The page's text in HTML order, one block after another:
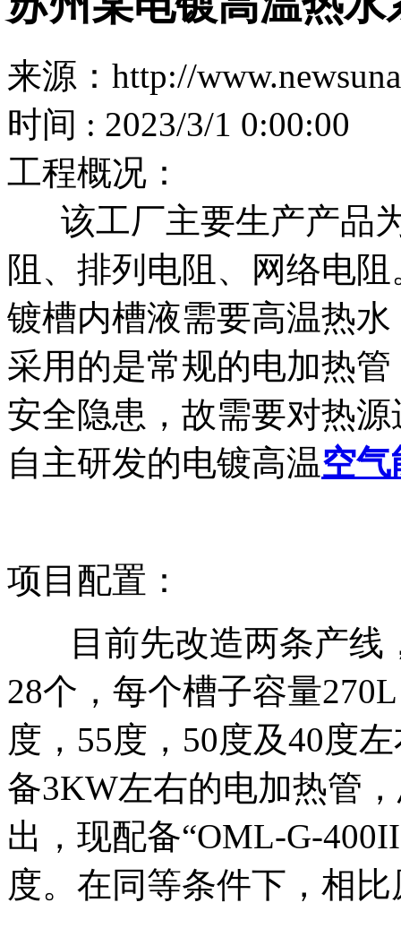
来源：http://
时间 : 2023/3/1 0:00:00
工程概况：
该工厂主要生产产品
阻、排列电阻、网络电
镀槽内槽液需要高温热
采用的是常规的电加热
安全隐患，故需要对热
自主研发的电镀高温空气
项目配置：
目前先改造两条产
28个，每个槽子容量
度，55度，50度及40度
备3KW左右的电加热管
出，现配备“OML-G-
度。在同等条件下，相